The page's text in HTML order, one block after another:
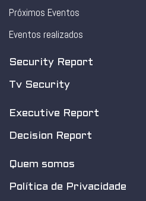
Próximos Eventos
Eventos realizados
Security Report
Tv Security
Executive Report
Decision Report
Quem somos
Política de Privacidade